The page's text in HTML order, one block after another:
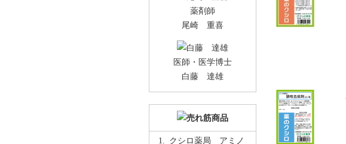
薬剤師
尾崎 重喜
医師・医学博士
白藤 達雄
クシロ薬局 アミノ